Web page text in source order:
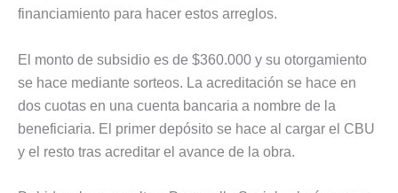
financiamiento para hacer estos arreglos.
El monto de subsidio es de $360.000 y su otorgamiento
se hace mediante sorteos. La acreditación se hace en
dos cuotas en una cuenta bancaria a nombre de la
beneficiaria. El primer depósito se hace al cargar el CBU
y el resto tras acreditar el avance de la obra.